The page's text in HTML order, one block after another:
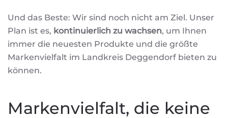
Und das Beste: Wir sind noch nicht am Ziel. Unser
Plan ist es, kontinuierlich zu wachsen, um Ihnen
immer die neuesten Produkte und die größte
Markenvielfalt im Landkreis Deggendorf bieten zu
können.
Markenvielfalt, die keine